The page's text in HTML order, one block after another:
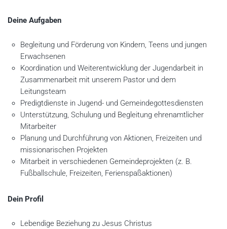
Deine Aufgaben
Begleitung und Förderung von Kindern, Teens und jungen
Erwachsenen
Koordination und Weiterentwicklung der Jugendarbeit in
Zusammenarbeit mit unserem Pastor und dem
Leitungsteam
Predigtdienste in Jugend- und Gemeindegottesdiensten
Unterstützung, Schulung und Begleitung ehrenamtlicher
Mitarbeiter
Planung und Durchführung von Aktionen, Freizeiten und
missionarischen Projekten
Mitarbeit in verschiedenen Gemeindeprojekten (z. B.
Fußballschule, Freizeiten, Ferienspaßaktionen)
Dein Profil
Lebendige Beziehung zu Jesus Christus